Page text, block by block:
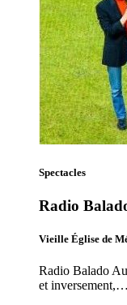
Spectacles
Radio
Vieille Église de
Radio Balado
et inversement,…